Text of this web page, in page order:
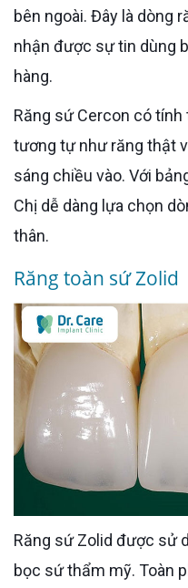
bên ngoài. Đây là dòng
nhận được sự tin dùng
hàng.
Răng sứ Cercon có tính thẩm mỹ tự nhiên, độ trong
tương tự như răng thật
sáng chiều vào. Với
Chị dễ dàng lựa chọn
thân.
Răng toàn sứ Zolid
Răng sứ Zolid được sử dụng phổ biến trong quá trình
bọc sứ thẩm mỹ. Toàn